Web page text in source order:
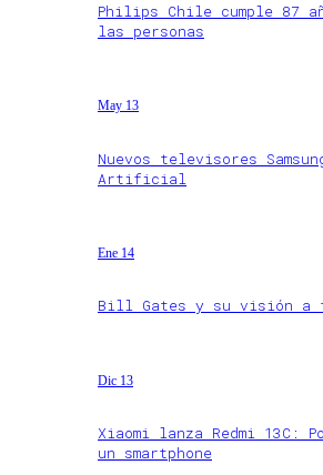
Philips Chile cumple 87
las personas
May 13
Nuevos televisores
Artificial
Ene 14
Bill Gates y su visión a
Dic 13
Xiaomi lanza Redmi 13C:
un smartphone